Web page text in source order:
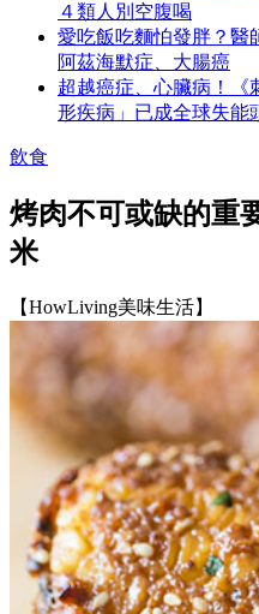
４類人別空腹喝
愛吃飯吃麵怕發胖？醫
阿茲海默症、大腸癌
超越癌症、心臟病！《
形疾病」已成全球失能
飲食
烤肉不可或缺的重
米
【HowLiving美味生活】